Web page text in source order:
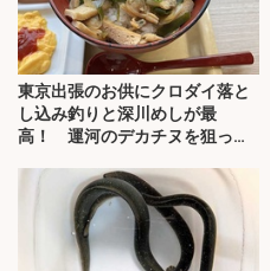
東京出張のお供にクロダイ落と
し込み釣りと深川めしが最
高！ 運河のデカチヌを狙って